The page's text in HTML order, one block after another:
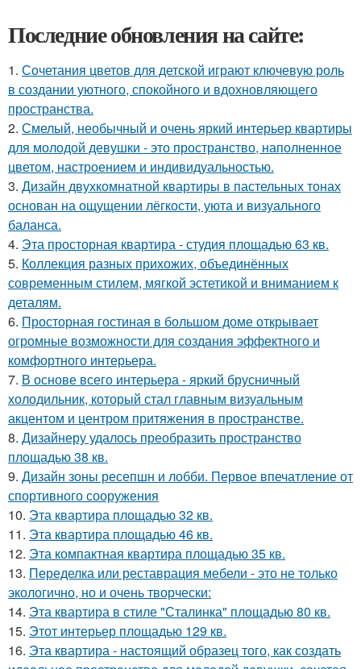
Последние обновления на сайте:
1. Сочетания цветов для детской играют ключевую роль
в создании уютного, спокойного и вдохновляющего
пространства.
2. Смелый, необычный и очень яркий интерьер квартиры
для молодой девушки - это пространство, наполненное
цветом, настроением и индивидуальностью.
3. Дизайн двухкомнатной квартиры в пастельных тонах
основан на ощущении лёгкости, уюта и визуального
баланса.
4. Эта просторная квартира - студия площадью 63 кв.
5. Коллекция разных прихожих, объединённых
современным стилем, мягкой эстетикой и вниманием к
деталям.
6. Просторная гостиная в большом доме открывает
огромные возможности для создания эффектного и
комфортного интерьера.
7. В основе всего интерьера - яркий брусничный
холодильник, который стал главным визуальным
акцентом и центром притяжения в пространстве.
8. Дизайнеру удалось преобразить пространство
площадью 38 кв.
9. Дизайн зоны ресепшн и лобби. Первое впечатление от
спортивного сооружения
10. Эта квартира площадью 32 кв.
11. Эта квартира площадью 46 кв.
12. Эта компактная квартира площадью 35 кв.
13. Переделка или реставрация мебели - это не только
экологично, но и очень творчески:
14. Эта квартира в стиле "Сталинка" площадью 80 кв.
15. Этот интерьер площадью 129 кв.
16. Эта квартира - настоящий образец того, как создать